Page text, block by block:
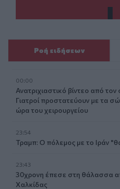
Ροή ειδήσεων
00:00
Ανατριχιαστικό βίντεο από
Γιατροί προστατεύουν με τα
ώρα του χειρουργείου
23:54
Τραμπ: Ο πόλεμος με το Ιράν
23:43
30χρονη έπεσε στη θάλασσα
Χαλκίδας